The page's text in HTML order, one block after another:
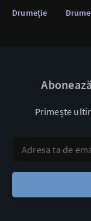
Drumeție
Primește